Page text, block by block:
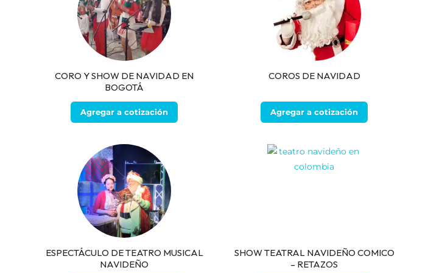
CORO Y SHOW DE NAVIDAD EN
BOGOTÁ
Agregar a cotización
COROS DE NAVIDAD
Agregar a cotización
ESPECTÁCULO DE TEATRO MUSICAL
NAVIDEÑO
SHOW TEATRAL NAVIDEÑO COMICO
– RETAZOS